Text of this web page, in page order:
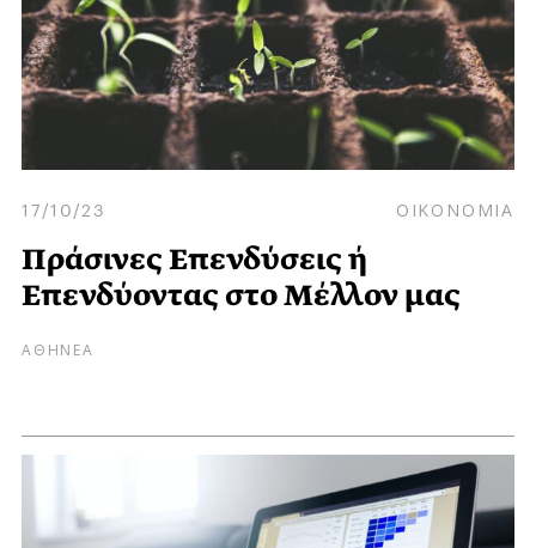
17/10/23 ΟΙΚΟΝΟΜΙΑ
Πράσινες Επενδύσεις ή
Επενδύοντας στο Μέλλον μας
ΑΘΗΝΕΑ